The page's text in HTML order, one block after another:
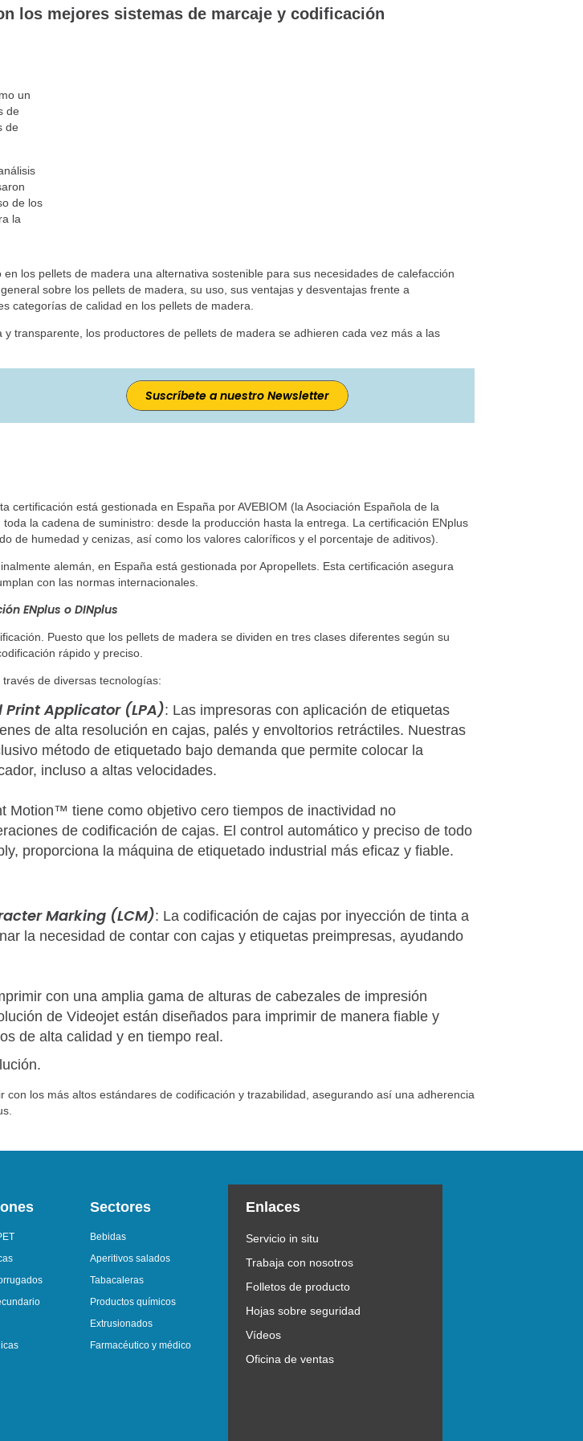
los mejores sistemas de marcaje y codificación
un
de
de
de los
la
los pellets de madera una alternativa sostenible para sus necesidades de calefacción
sobre los pellets de madera, su uso, sus ventajas y desventajas frente a
categorías de calidad en los pellets de madera.
transparente, los productores de pellets de madera se adhieren cada vez más a las
Suscríbete a nuestro Newsletter
está gestionada en España por AVEBIOM (la Asociación Española de la
la cadena de suministro: desde la producción hasta la entrega. La certificación ENplus
de humedad y cenizas, así como los valores caloríficos y el porcentaje de aditivos).
alemán, en España está gestionada por Apropellets. Esta certificación asegura
con las normas internacionales.
ENplus o DINplus
Puesto que los pellets de madera se dividen en tres clases diferentes según su
rápido y preciso.
de diversas tecnologías:
Print Applicator (LPA): Las impresoras con aplicación de etiquetas
de alta resolución en cajas, palés y envoltorios retráctiles. Nuestras
método de etiquetado bajo demanda que permite colocar la
incluso a altas velocidades.
Motion™ tiene como objetivo cero tiempos de inactividad no
de codificación de cajas. El control automático y preciso de todo
proporciona la máquina de etiquetado industrial más eficaz y fiable.
Marking (LCM): La codificación de cajas por inyección de tinta a
la necesidad de contar con cajas y etiquetas preimpresas, ayudando
con una amplia gama de alturas de cabezales de impresión
de Videojet están diseñados para imprimir de manera fiable y
de alta calidad y en tiempo real.
los más altos estándares de codificación y trazabilidad, asegurando así una adherencia
Sectores
Bebidas
Aperitivos salados
Tabacaleras
Productos químicos
Extrusionados
Farmacéutico y médico
Enlaces
Servicio in situ
Trabaja con nosotros
Folletos de producto
Hojas sobre seguridad
Vídeos
Oficina de ventas